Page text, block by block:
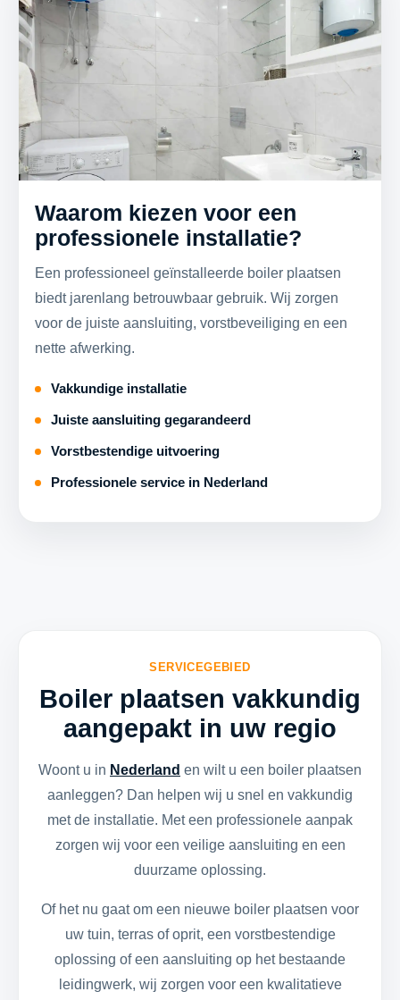
Waarom kiezen voor een
professionele installatie?
Een professioneel geïnstalleerde boiler plaatsen
biedt jarenlang betrouwbaar gebruik. Wij zorgen
voor de juiste aansluiting, vorstbeveiliging en een
nette afwerking.
Vakkundige installatie
Juiste aansluiting gegarandeerd
Vorstbestendige uitvoering
Professionele service in Nederland
SERVICEGEBIED
Boiler plaatsen vakkundig
aangepakt in uw regio
Woont u in Nederland en wilt u een boiler plaatsen
aanleggen? Dan helpen wij u snel en vakkundig
met de installatie. Met een professionele aanpak
zorgen wij voor een veilige aansluiting en een
duurzame oplossing.
Of het nu gaat om een nieuwe boiler plaatsen voor
uw tuin, terras of oprit, een vorstbestendige
oplossing of een aansluiting op het bestaande
leidingwerk, wij zorgen voor een kwalitatieve